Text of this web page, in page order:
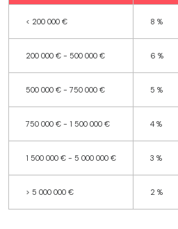
< 200 000 € 8 %
200 000 € - 500 000 € 6 %
500 000 € - 750 000 € 5 %
750 000 € - 1 500 000 € 4 %
1 500 000 € - 5 000 000 € 3 %
> 5 000 000 € 2 %